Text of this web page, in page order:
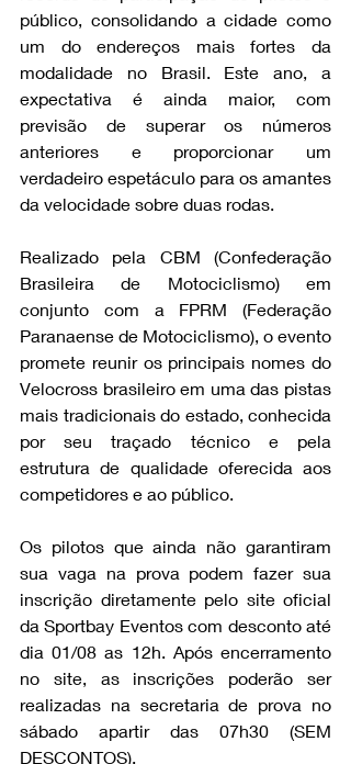
público, consolidando a cidade como
um do endereços mais fortes da
modalidade no Brasil. Este ano, a
expectativa é ainda maior, com
previsão de superar os números
anteriores e proporcionar um
verdadeiro espetáculo para os amantes
da velocidade sobre duas rodas.
Realizado pela CBM (Confederação
Brasileira de Motociclismo) em
conjunto com a FPRM (Federação
Paranaense de Motociclismo), o evento
promete reunir os principais nomes do
Velocross brasileiro em uma das pistas
mais tradicionais do estado, conhecida
por seu traçado técnico e pela
estrutura de qualidade oferecida aos
competidores e ao público.
Os pilotos que ainda não garantiram
sua vaga na prova podem fazer sua
inscrição diretamente pelo site oficial
da Sportbay Eventos com desconto até
dia 01/08 as 12h. Após encerramento
no site, as inscrições poderão ser
realizadas na secretaria de prova no
sábado apartir das 07h30 (SEM
DESCONTOS).